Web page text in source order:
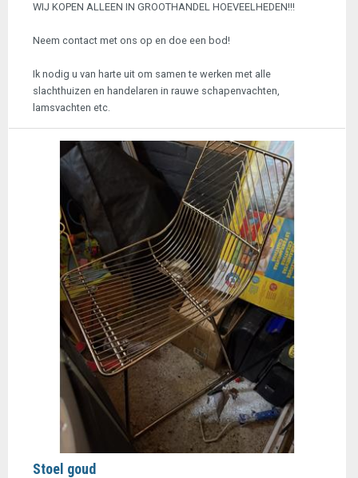
WIJ KOPEN ALLEEN IN GROOTHANDEL HOEVEELHEDEN!!!
Neem contact met ons op en doe een bod!
Ik nodig u van harte uit om samen te werken met alle
slachthuizen en handelaren in rauwe schapenvachten,
lamsvachten etc.
Stoel goud